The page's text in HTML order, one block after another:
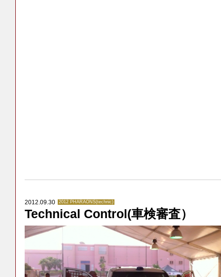
2012.09.30 2012 PHARAONS(technic)
Technical Control(車検審査）